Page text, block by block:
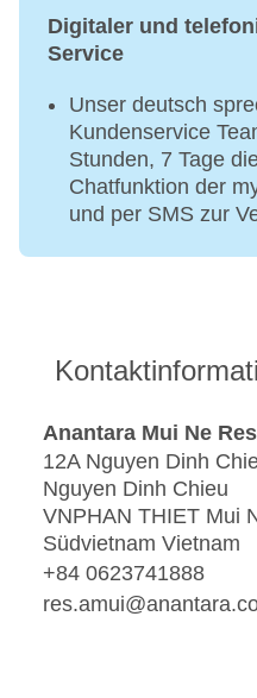
Digitaler und
Service
Unser deutsch
Kundenservice
Stunden, 7 Tage
Chatfunktion der
und per SMS zur
Anantara Mui Ne
12A Nguyen Dinh
Nguyen Dinh Chieu
VNPHAN THIET Mui
Südvietnam Vietnam
+84 0623741888